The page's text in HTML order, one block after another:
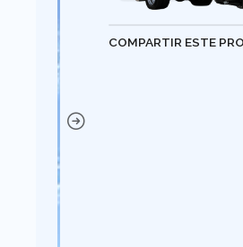
COMPARTIR ESTE